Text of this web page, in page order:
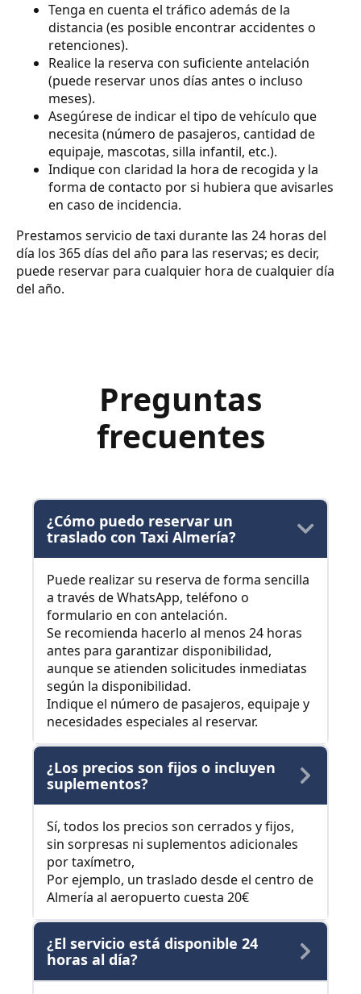
Tenga en cuenta el tráfico además de la
distancia (es posible encontrar accidentes o
retenciones).
Realice la reserva con suficiente antelación
(puede reservar unos días antes o incluso
meses).
Asegúrese de indicar el tipo de vehículo que
necesita (número de pasajeros, cantidad de
equipaje, mascotas, silla infantil, etc.).
Indique con claridad la hora de recogida y la
forma de contacto por si hubiera que avisarles
en caso de incidencia.
Prestamos servicio de taxi durante las 24 horas del
día los 365 días del año para las reservas; es decir,
puede reservar para cualquier hora de cualquier día
del año.
Preguntas
frecuentes
¿Cómo puedo reservar un
traslado con Taxi Almería?
Puede realizar su reserva de forma sencilla
a través de WhatsApp, teléfono o
formulario en con antelación.
Se recomienda hacerlo al menos 24 horas
antes para garantizar disponibilidad,
aunque se atienden solicitudes inmediatas
según la disponibilidad.
Indique el número de pasajeros, equipaje y
necesidades especiales al reservar.
¿Los precios son fijos o incluyen
suplementos?
Sí, todos los precios son cerrados y fijos,
sin sorpresas ni suplementos adicionales
por taxímetro,
Por ejemplo, un traslado desde el centro de
Almería al aeropuerto cuesta 20€
¿El servicio está disponible 24
horas al día?